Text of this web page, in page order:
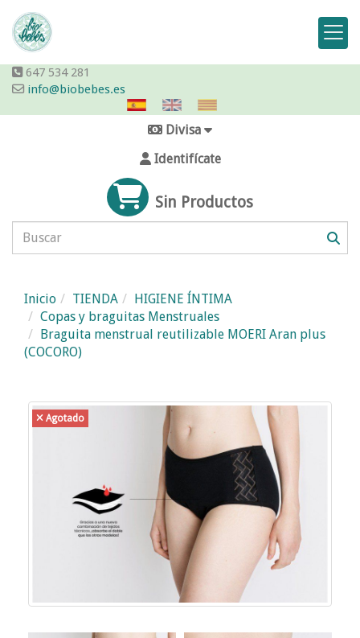
647 534 281
info@biobebes.es
Divisa
Identifícate
Sin Productos
Inicio TIENDA
HIGIENE ÍNTIMA
Copas y braguitas Menstruales
Braguita menstrual reutilizable MOERI Aran plus
(COCORO)
Agotado